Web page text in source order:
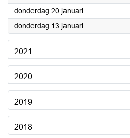
donderdag 20 januari2022
donderdag 13 januari2022
2021
2020
2019
2018